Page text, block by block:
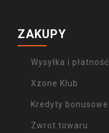
ZAKUPY
Wysyłka i płatność
Xzone Klub
Kredyty bonusowe
Zwrot towaru